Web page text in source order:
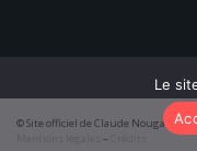
© Site officiel de Claude Nougaro
–
Le